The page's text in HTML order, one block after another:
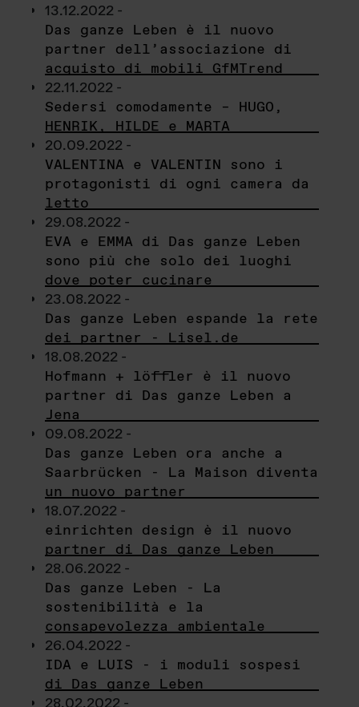
13.12.2022 -
Das ganze Leben è il nuovo
partner dell’associazione di
acquisto di mobili GfMTrend
22.11.2022 -
Sedersi comodamente – HUGO,
HENRIK, HILDE e MARTA
20.09.2022 -
VALENTINA e VALENTIN sono i
protagonisti di ogni camera da
letto
29.08.2022 -
EVA e EMMA di Das ganze Leben
sono più che solo dei luoghi
dove poter cucinare
23.08.2022 -
Das ganze Leben espande la rete
dei partner - Lisel.de
18.08.2022 -
Hofmann + löffler è il nuovo
partner di Das ganze Leben a
Jena
09.08.2022 -
Das ganze Leben ora anche a
Saarbrücken - La Maison diventa
un nuovo partner
18.07.2022 -
einrichten design è il nuovo
partner di Das ganze Leben
28.06.2022 -
Das ganze Leben - La
sostenibilità e la
consapevolezza ambientale
26.04.2022 -
IDA e LUIS - i moduli sospesi
di Das ganze Leben
28.02.2022 -